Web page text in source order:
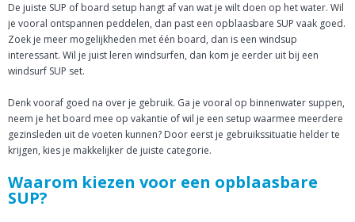
De juiste SUP of board setup hangt af van wat je wilt doen op het water. Wil
je vooral ontspannen peddelen, dan past een opblaasbare SUP vaak goed.
Zoek je meer mogelijkheden met één board, dan is een windsup
interessant. Wil je juist leren windsurfen, dan kom je eerder uit bij een
windsurf SUP set.
Denk vooraf goed na over je gebruik. Ga je vooral op binnenwater suppen,
neem je het board mee op vakantie of wil je een setup waarmee meerdere
gezinsleden uit de voeten kunnen? Door eerst je gebruikssituatie helder te
krijgen, kies je makkelijker de juiste categorie.
Waarom kiezen voor een opblaasbare
SUP?